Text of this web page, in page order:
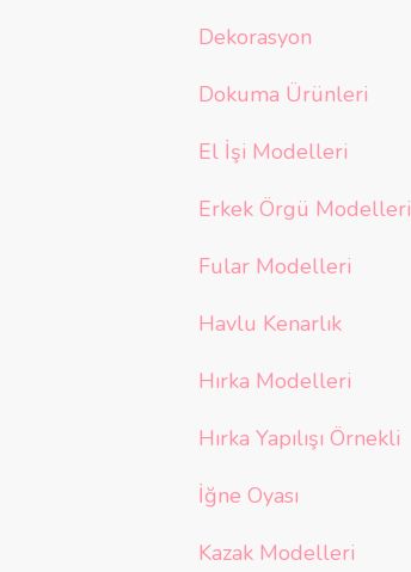
Dekorasyon
Dokuma Ürünleri
El İşi Modelleri
Erkek Örgü Modelleri
Fular Modelleri
Havlu Kenarlık
Hırka Modelleri
Hırka Yapılışı Örnekli
İğne Oyası
Kazak Modelleri